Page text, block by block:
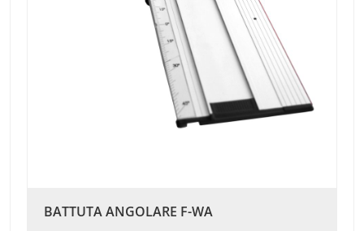
BATTUTA ANGOLARE F-WA